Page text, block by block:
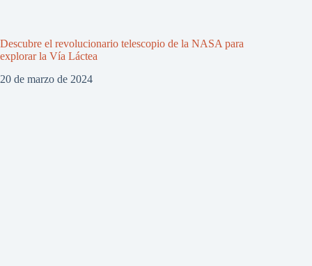
Descubre el revolucionario telescopio de la NASA para
explorar la Vía Láctea
20 de marzo de 2024